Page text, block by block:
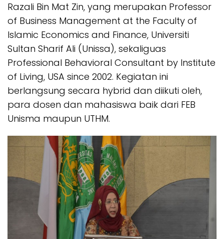
Razali Bin Mat Zin, yang merupakan Professor
of Business Management at the Faculty of
Islamic Economics and Finance, Universiti
Sultan Sharif Ali (Unissa), sekaliguas
Professional Behavioral Consultant by Institute
of Living, USA since 2002. Kegiatan ini
berlangsung secara hybrid dan diikuti oleh,
para dosen dan mahasiswa baik dari FEB
Unisma maupun UTHM.